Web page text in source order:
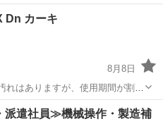
Dn カーキ
8月8日
のではと思い出品しました。 追
りましたら、撮り直します。 こ
靴
遣社員≫機械操作・製造補